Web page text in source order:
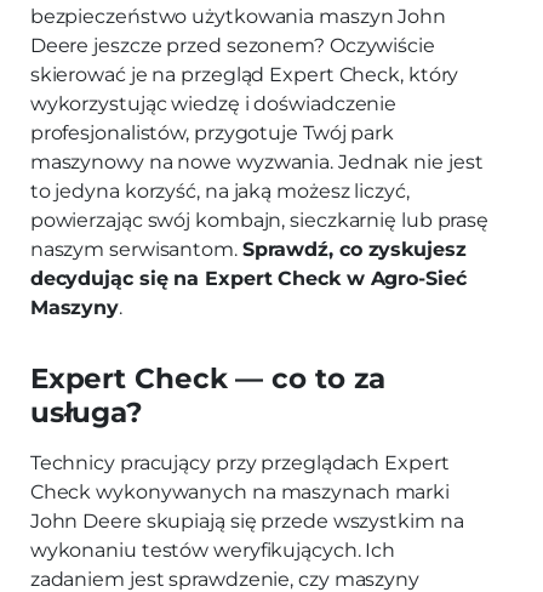
bezpieczeństwo użytkowania maszyn John
Deere jeszcze przed sezonem? Oczywiście
skierować je na przegląd Expert Check, który
wykorzystując wiedzę i doświadczenie
profesjonalistów, przygotuje Twój park
maszynowy na nowe wyzwania. Jednak nie jest
to jedyna korzyść, na jaką możesz liczyć,
powierzając swój kombajn, sieczkarnię lub prasę
naszym serwisantom. Sprawdź, co zyskujesz
decydując się na Expert Check w Agro-Sieć
Maszyny.
Expert Check — co to za
usługa?
Technicy pracujący przy przeglądach Expert
Check wykonywanych na maszynach marki
John Deere skupiają się przede wszystkim na
wykonaniu testów weryfikujących. Ich
zadaniem jest sprawdzenie, czy maszyny